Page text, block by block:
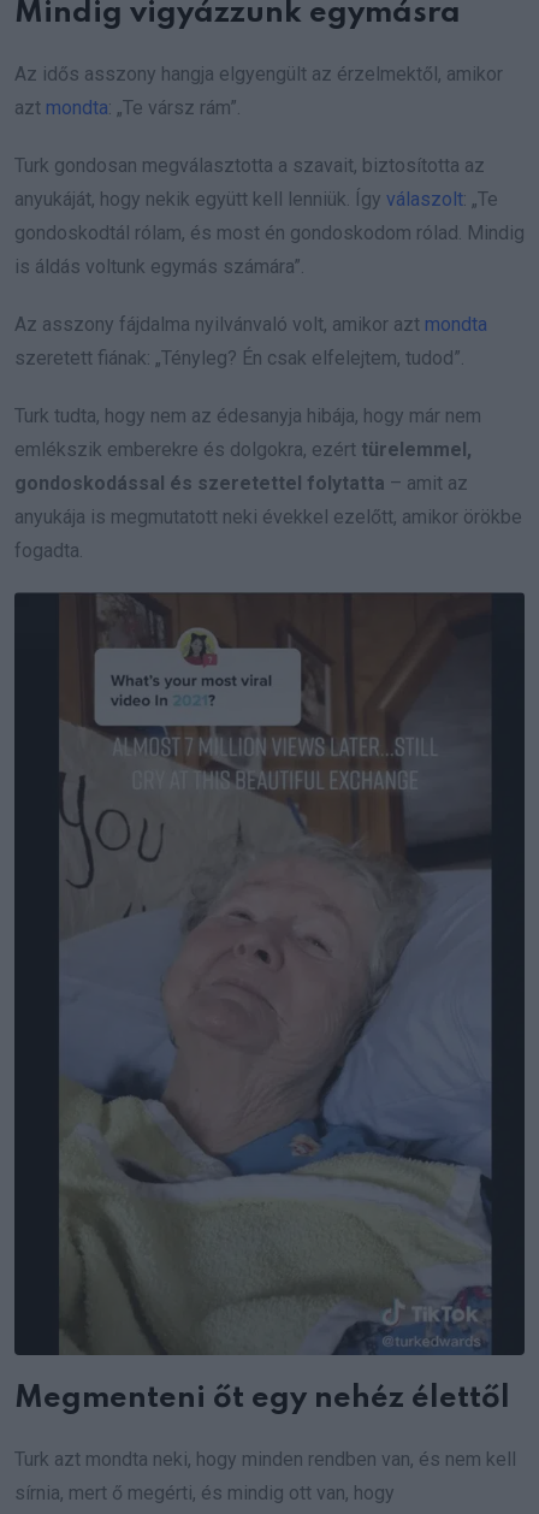
Mindig vigyázzunk egymásra
Az idős asszony hangja elgyengült az érzelmektől, amikor
azt mondta: „Te vársz rám”.
Turk gondosan megválasztotta a szavait, biztosította az
anyukáját, hogy nekik együtt kell lenniük. Így válaszolt: „Te
gondoskodtál rólam, és most én gondoskodom rólad. Mindig
is áldás voltunk egymás számára”.
Az asszony fájdalma nyilvánvaló volt, amikor azt mondta
szeretett fiának: „Tényleg? Én csak elfelejtem, tudod”.
Turk tudta, hogy nem az édesanyja hibája, hogy már nem
emlékszik emberekre és dolgokra, ezért türelemmel,
gondoskodással és szeretettel folytatta – amit az
anyukája is megmutatott neki évekkel ezelőtt, amikor örökbe
fogadta.
Megmenteni őt egy nehéz élettől
Turk azt mondta neki, hogy minden rendben van, és nem kell
sírnia, mert ő megérti, és mindig ott van, hogy